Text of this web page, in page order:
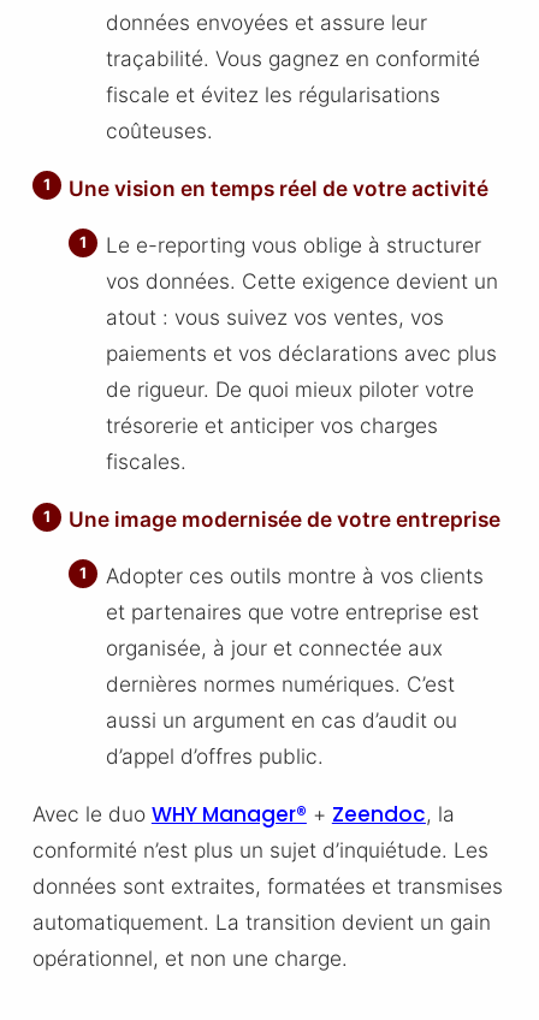
données envoyées et assure leur
traçabilité. Vous gagnez en conformité
fiscale et évitez les régularisations
coûteuses.
Une vision en temps réel de votre activité
Le e-reporting vous oblige à structurer
vos données. Cette exigence devient un
atout : vous suivez vos ventes, vos
paiements et vos déclarations avec plus
de rigueur. De quoi mieux piloter votre
trésorerie et anticiper vos charges
fiscales.
Une image modernisée de votre entreprise
Adopter ces outils montre à vos clients
et partenaires que votre entreprise est
organisée, à jour et connectée aux
dernières normes numériques. C’est
aussi un argument en cas d’audit ou
d’appel d’offres public.
Avec le duo WHY Manager® + Zeendoc, la
conformité n’est plus un sujet d’inquiétude. Les
données sont extraites, formatées et transmises
automatiquement. La transition devient un gain
opérationnel, et non une charge.